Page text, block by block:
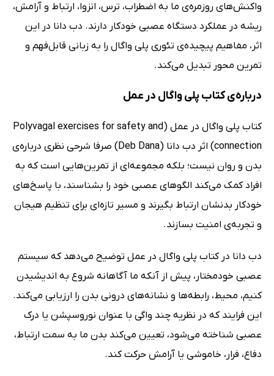
واکنش‌های روزمره‌ی ما به اضطراب، ترس، انزوا، ارتباط و آرامش،
ریشه در عملکرد دستگاه عصبی خودکار دارند. دب دانا در این
اثر، مفاهیم پیچیده‌ی تئوری پلی واگال را به زبانی قابل‌فهم و
تمرین محور تبدیل می‌کند.
درباره‌ی کتاب پلی واگال در عمل
کتاب پلی واگال در عمل (Polyvagal exercises for safety and
connection) اثر دب دانا (Deb Dana) صرفا شرحی نظری درباره‌ی
بدن و روان نیست؛ بلکه مجموعه‌ای از تمرین‌هایی است که به
افراد کمک می‌کند الگوهای عصبی خود را بشناسند، با پاسخ‌های
خودکار بدنشان ارتباط بگیرند و مسیر تازه‌ای برای تنظیم هیجان
و تجربه‌ی امنیت بسازند.
دب دانا در کتاب پلی واگال در عمل توضیح می‌دهد که سیستم
عصبی خودمختار، پیش از آنکه ما آگاهانه شروع به اندیشیدن
کنیم، محیط، رابطه‌ها و نشانه‌های درونی بدن را ارزیابی می‌کند.
این فرایند که در نظریه چند واگی با عنوان نوروسپشن یا درک
عصبی شناخته می‌شود، تعیین می‌کند بدن ما به سمت ارتباط،
دفاع، فرار، خاموشی یا آرامش حرکت کند.